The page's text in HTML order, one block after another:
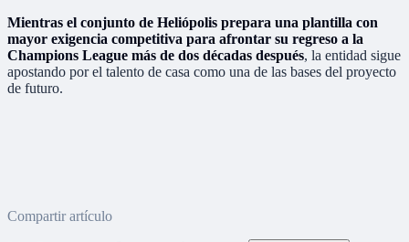
Mientras el conjunto de Heliópolis prepara una plantilla con
mayor exigencia competitiva para afrontar su regreso a la
Champions League más de dos décadas después, la entidad sigue
apostando por el talento de casa como una de las bases del proyecto
de futuro.
Compartir artículo